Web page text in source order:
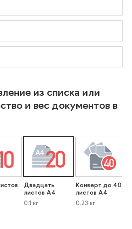
из списка или
и вес документов в
Двадцать
листов А4
0.1 кг
Конверт до 40
листов А4
0.23 кг